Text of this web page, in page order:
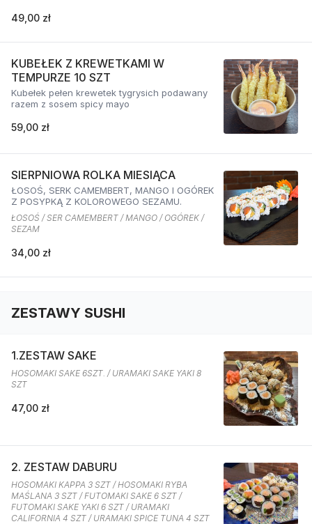
49,00 zł
KUBEŁEK Z KREWETKAMI W
TEMPURZE 10 SZT
Kubełek pełen krewetek tygrysich podawany
razem z sosem spicy mayo
59,00 zł
SIERPNIOWA ROLKA MIESIĄCA
ŁOSOŚ, SERK CAMEMBERT, MANGO I OGÓREK
Z POSYPKĄ Z KOLOROWEGO SEZAMU.
ŁOSOŚ / SER CAMEMBERT / MANGO / OGÓREK /
SEZAM
34,00 zł
ZESTAWY SUSHI
1.ZESTAW SAKE
HOSOMAKI SAKE 6SZT. / URAMAKI SAKE YAKI 8
SZT
47,00 zł
2. ZESTAW DABURU
HOSOMAKI KAPPA 3 SZT / HOSOMAKI RYBA
MAŚLANA 3 SZT / FUTOMAKI SAKE 6 SZT /
FUTOMAKI SAKE YAKI 6 SZT / URAMAKI
CALIFORNIA 4 SZT / URAMAKI SPICE TUNA 4 SZT